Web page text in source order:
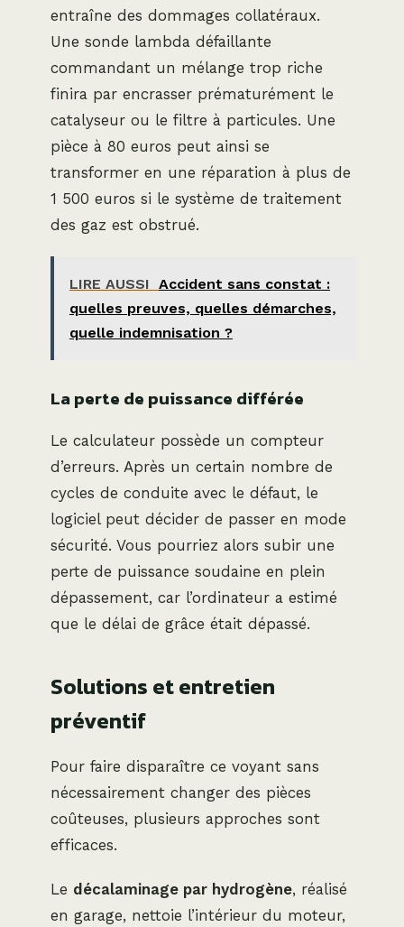
entraîne des dommages collatéraux.
Une sonde lambda défaillante
commandant un mélange trop riche
finira par encrasser prématurément le
catalyseur ou le filtre à particules. Une
pièce à 80 euros peut ainsi se
transformer en une réparation à plus de
1 500 euros si le système de traitement
des gaz est obstrué.
LIRE AUSSI Accident sans constat :
quelles preuves, quelles démarches,
quelle indemnisation ?
La perte de puissance différée
Le calculateur possède un compteur
d’erreurs. Après un certain nombre de
cycles de conduite avec le défaut, le
logiciel peut décider de passer en mode
sécurité. Vous pourriez alors subir une
perte de puissance soudaine en plein
dépassement, car l’ordinateur a estimé
que le délai de grâce était dépassé.
Solutions et entretien
préventif
Pour faire disparaître ce voyant sans
nécessairement changer des pièces
coûteuses, plusieurs approches sont
efficaces.
Le décalaminage par hydrogène, réalisé
en garage, nettoie l’intérieur du moteur,